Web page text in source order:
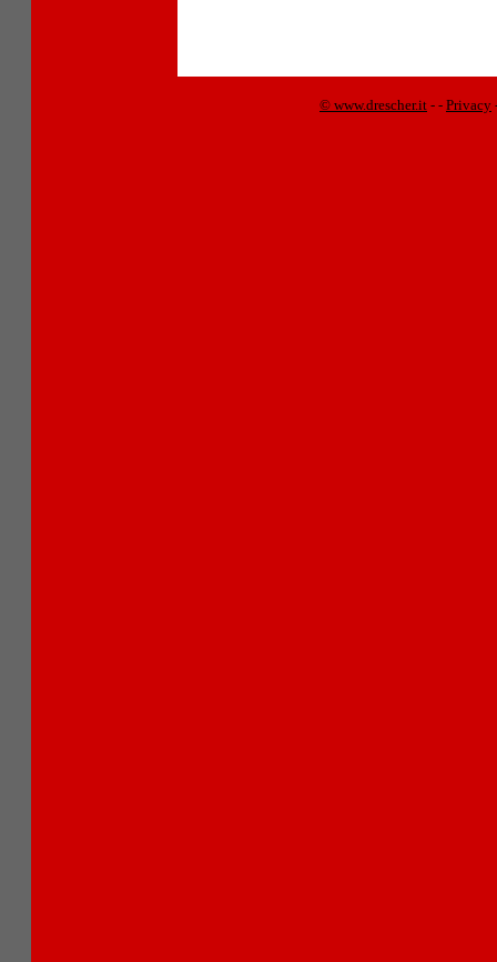
© www.drescher.it - - Privacy